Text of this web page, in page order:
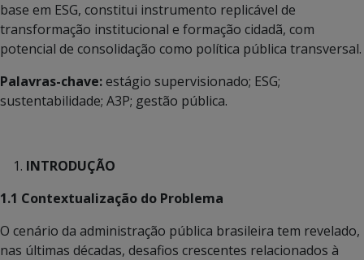
base em ESG, constitui instrumento replicável de
transformação institucional e formação cidadã, com
potencial de consolidação como política pública transversal.
Palavras-chave:estágio supervisionado; ESG;
sustentabilidade; A3P; gestão pública.
INTRODUÇÃO
1.1 Contextualização do Problema
O cenário da administração pública brasileira tem revelado,
nas últimas décadas, desafios crescentes relacionados à